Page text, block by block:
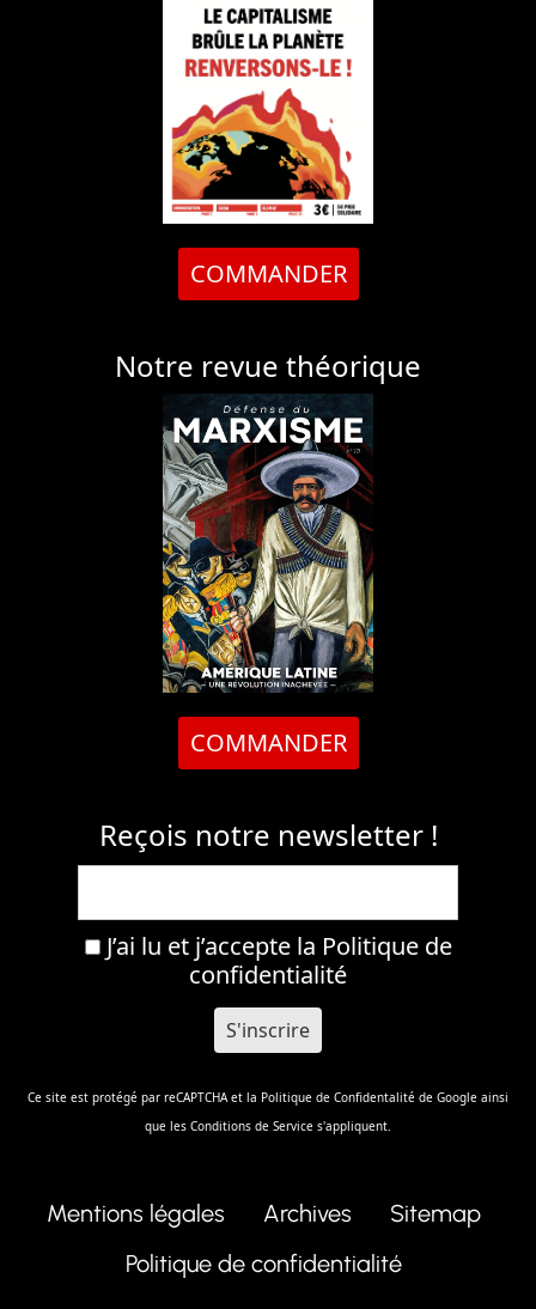
COMMANDER
Notre revue théorique
COMMANDER
Reçois notre newsletter !
J’ai lu et j’accepte la Politique de
confidentialité
Ce site est protégé par reCAPTCHA et la Politique de Confidentalité de Google ainsi
que les Conditions de Service s'appliquent.
Mentions légales Archives
Sitemap
Politique de confidentialité